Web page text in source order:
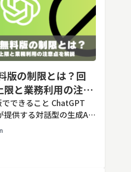
版の制限とは？回
と業務利用の注意
年最新】
できること ChatGPT
提供する対話型の生成AI
カウントを登録すれば無